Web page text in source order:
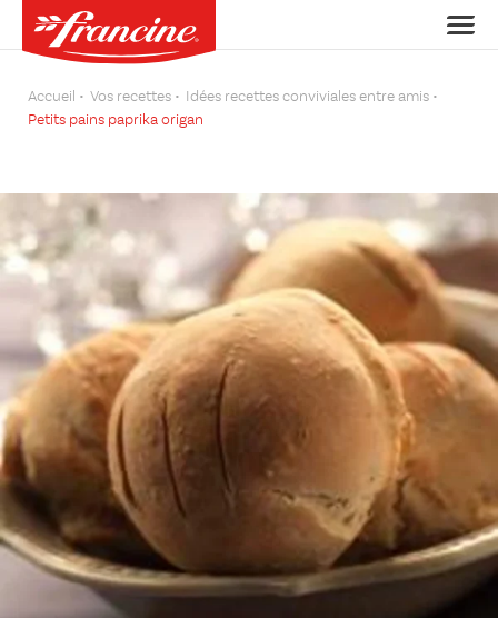
Accueil Vos recettes
Idées recettes conviviales entre amis
Petits pains paprika origan